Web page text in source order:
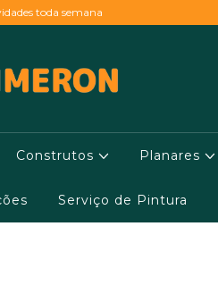
toda semana
Construtos Planares
Serviço de Pintura